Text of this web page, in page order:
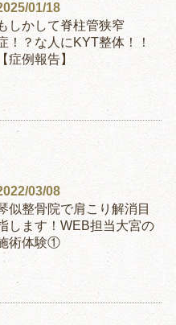
01/18
しかして脊柱管狭窄
！？な人にKYT整体！！
【症例報告】
03/08
似整骨院で肩こり解消目
します！WEB担当大宮の
術体験①